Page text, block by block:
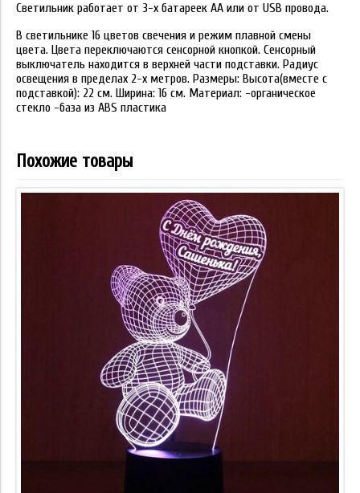
Светильник работает от 3-х батареек АА или от USB провода.
В светильнике 16 цветов свечения и режим плавной смены
цвета. Цвета переключаются сенсорной кнопкой. Сенсорный
выключатель находится в верхней части подставки. Радиус
освещения в пределах 2-х метров. Размеры: Высота(вместе с
подставкой): 22 см. Ширина: 16 см. Материал: -органическое
стекло -база из ABS пластика
Похожие товары